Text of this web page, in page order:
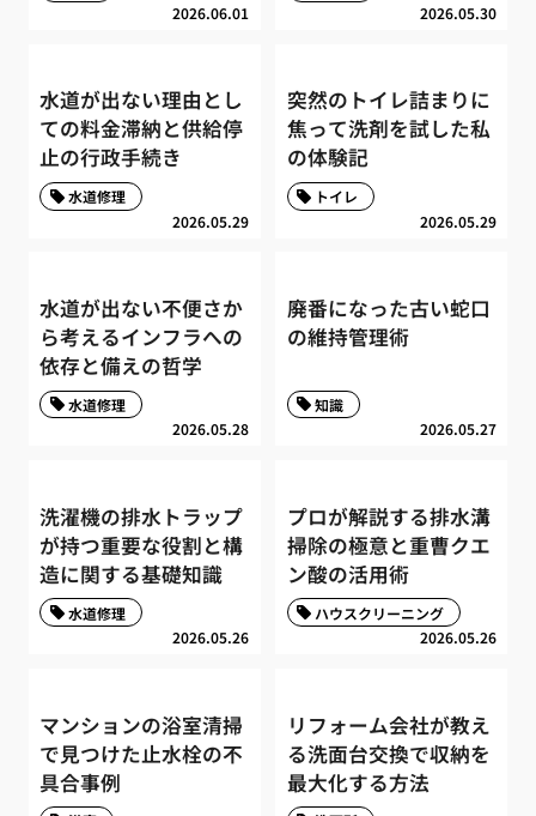
2026.06.01 2026.05.30
水道が出ない理由とし
ての料金滞納と供給停
止の行政手続き
2026.05.29
水道修理
突然のトイレ詰まりに
焦って洗剤を試した私
の体験記
2026.05.29
トイレ
水道が出ない不便さか
ら考えるインフラへの
依存と備えの哲学
2026.05.28
水道修理
廃番になった古い蛇口
の維持管理術
2026.05.27
知識
洗濯機の排水トラップ
が持つ重要な役割と構
造に関する基礎知識
2026.05.26
水道修理
プロが解説する排水溝
掃除の極意と重曹クエ
ン酸の活用術
2026.05.26
ハウスクリーニング
マンションの浴室清掃
で見つけた止水栓の不
具合事例
リフォーム会社が教え
る洗面台交換で収納を
最大化する方法